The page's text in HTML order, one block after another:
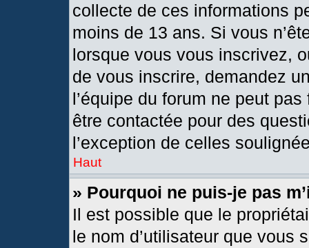
collecte de ces informations
moins de 13 ans. Si vous
lorsque vous vous inscrivez,
de vous inscrire, demandez
l’équipe du forum ne peut
être contactée pour des
l’exception de celles
Haut
» Pourquoi ne puis-je pas
Il est possible que le
le nom d’utilisateur que vous